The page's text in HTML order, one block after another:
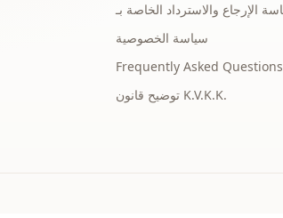
سياسة الخصوصية
Frequently Asked Questions
توضيح قانون K.V.K.K.